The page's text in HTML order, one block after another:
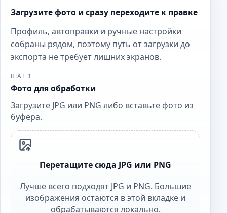
Загрузите фото и сразу переходите к правке
Профиль, автоправки и ручные настройки
собраны рядом, поэтому путь от загрузки до
экспорта не требует лишних экранов.
ШАГ 1
Фото для обработки
Загрузите JPG или PNG либо вставьте фото из
буфера.
Перетащите сюда JPG или PNG
Лучше всего подходят JPG и PNG. Большие
изображения остаются в этой вкладке и
обрабатываются локально.